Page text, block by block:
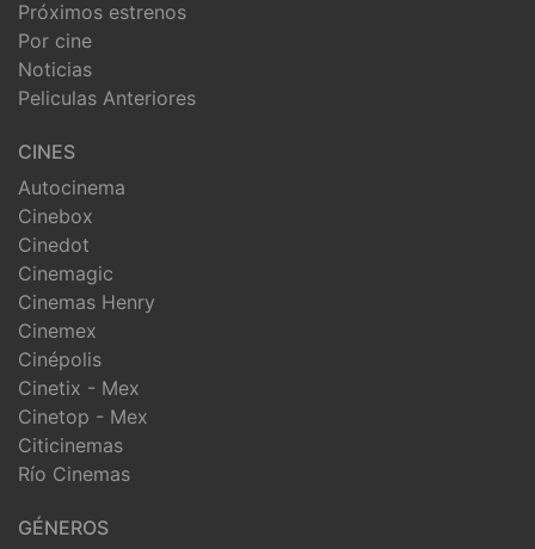
Próximos estrenos
Por cine
Noticias
Peliculas Anteriores
CINES
Autocinema
Cinebox
Cinedot
Cinemagic
Cinemas Henry
Cinemex
Cinépolis
Cinetix - Mex
Cinetop - Mex
Citicinemas
Río Cinemas
GÉNEROS